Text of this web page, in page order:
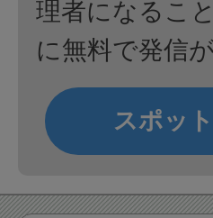
理者になるこ
に無料で発信
スポッ